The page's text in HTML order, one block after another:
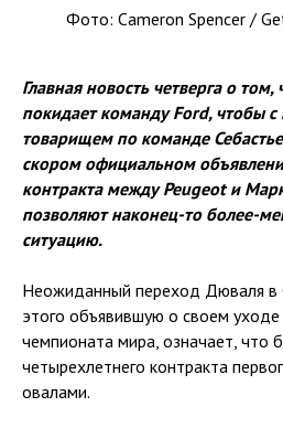
Фото: Cameron Spencer /
Главная новость четверга о
покидает команду Ford, чтобы с
товарищем по команде
скором официальном
контракта между Peugeot и
позволяют наконец-то более-
ситуацию.
Неожиданный переход Дюваля в
этого объявившую о своем
чемпионата мира, означает, что
четырехлетнего контракта
овалами.